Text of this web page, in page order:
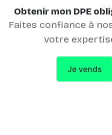
Obtenir mon DPE
Faites confiance à
votre
Je vends